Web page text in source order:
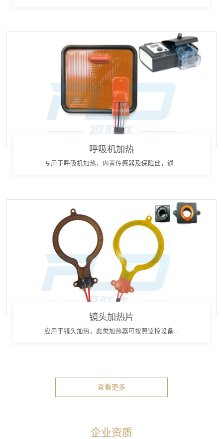
呼吸机加热
专用于呼吸机加热，内置传感器及保险丝，通...
镜头加热片
应用于镜头加热，此类加热器可按照监控设备...
查看更多
企业资质